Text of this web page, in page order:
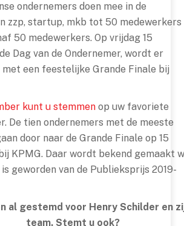
ondernemers doen mee in de
zzp, startup, mkb tot 50 medewerkers
50 medewerkers. Op vrijdag 15
Dag van de Ondernemer, wordt er
een feestelijke Grande Finale bij
kunt u stemmen op uw favoriete
De tien ondernemers met de meeste
door naar de Grande Finale op 15
KPMG. Daar wordt bekend gemaakt
geworden van de Publieksprijs 2019-
al gestemd voor Henry Schilder en
team. Stemt u ook?